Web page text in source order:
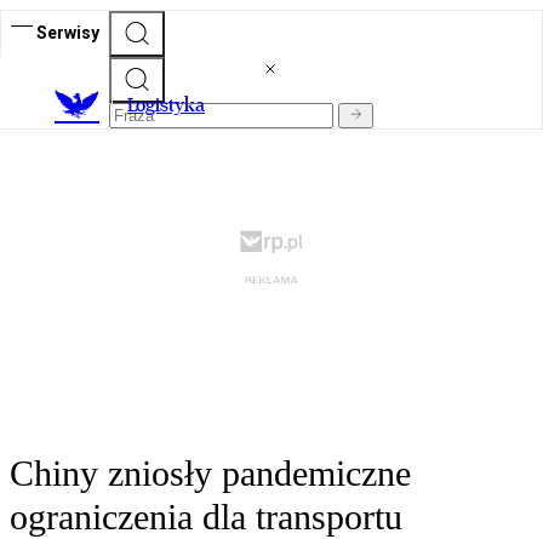
Serwisy
Logistyka
Chiny zniosły pandemiczne
ograniczenia dla transportu